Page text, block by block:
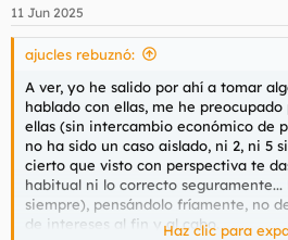
e
s
11 Jun 2025
ajucles rebuznó:
A ver, yo he salido por ahí a tomar
hablado con ellas, me he
ellas (sin intercambio económico de
no ha sido un caso aislado, ni 2, ni 5
cierto que visto con perspectiva te
habitual ni lo correcto seguramente...
siempre), pensándolo fríamente, no
de intereses al fin y al cabo.
Haz clic para